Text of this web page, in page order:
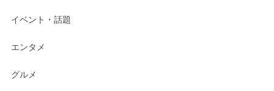
イベント・話題
エンタメ
グルメ